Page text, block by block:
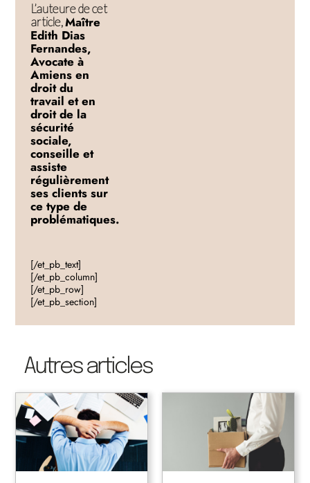
L’auteure de cet
article,Maître
Edith Dias
Fernandes,
Avocate à
Amiens en
droit du
travail et en
droit de la
sécurité
sociale,
conseille et
assiste
régulièrement
ses clients sur
ce type de
problématiques.
[/et_pb_text]
[/et_pb_column]
[/et_pb_row]
[/et_pb_section]
Autres articles